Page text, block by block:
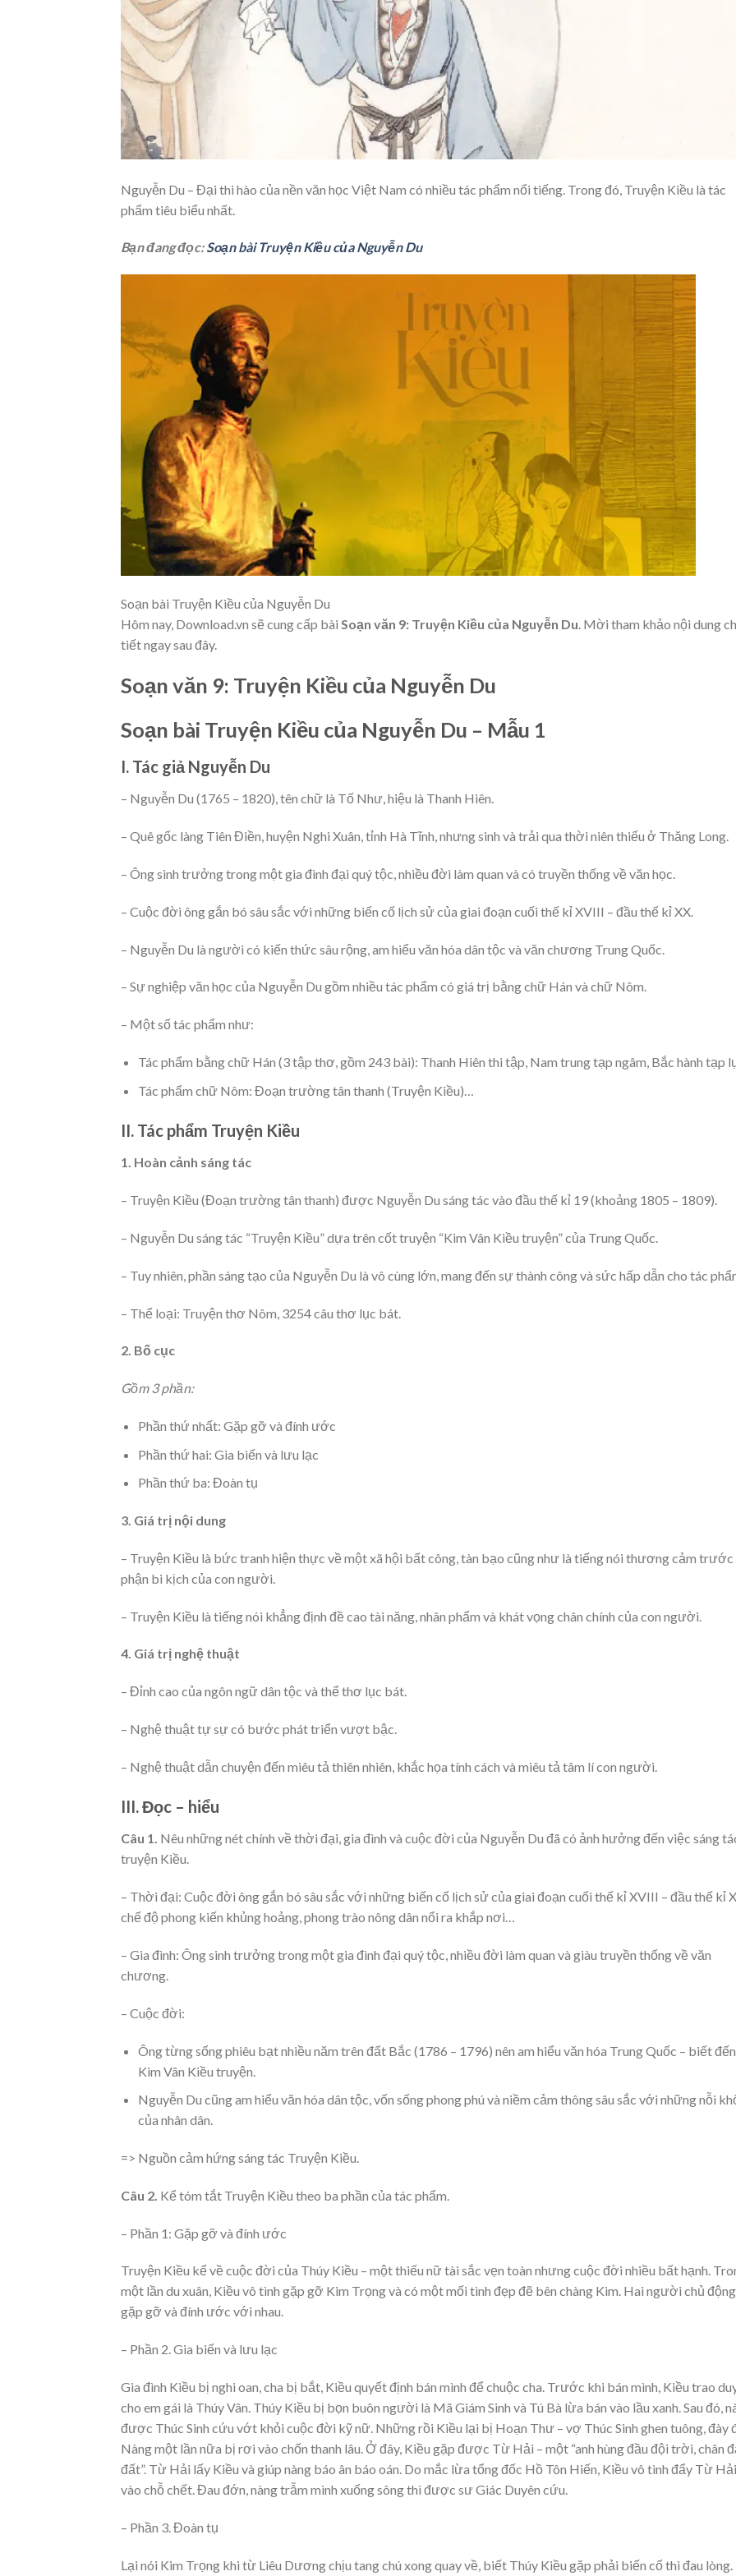
Nguyễn Du – Đại thi hào của nền văn học Việt Nam có nhiều tác phẩm nổi tiếng. Trong đó, Truyện Kiều là tác
phẩm tiêu biểu nhất.
Bạn đang đọc:Soạn bài Truyện Kiều của Nguyễn Du
Soạn bài Truyện Kiều của Nguyễn Du
Hôm nay, Download.vn sẽ cung cấp bài Soạn văn 9: Truyện Kiều của Nguyễn Du. Mời tham khảo nội dung
tiết ngay sau đây.
Soạn văn 9: Truyện Kiều của Nguyễn Du
Soạn bài Truyện Kiều của Nguyễn Du – Mẫu 1
I. Tác giả Nguyễn Du
– Nguyễn Du (1765 – 1820), tên chữ là Tố Như, hiệu là Thanh Hiên.
– Quê gốc làng Tiên Điền, huyện Nghi Xuân, tỉnh Hà Tĩnh, nhưng sinh và trải qua thời niên thiếu ở Thăng Long.
– Ông sinh trưởng trong một gia đình đại quý tộc, nhiều đời làm quan và có truyền thống về văn học.
– Cuộc đời ông gắn bó sâu sắc với những biến cố lịch sử của giai đoạn cuối thế kỉ XVIII – đầu thế kỉ XX.
– Nguyễn Du là người có kiến thức sâu rộng, am hiểu văn hóa dân tộc và văn chương Trung Quốc.
– Sự nghiệp văn học của Nguyễn Du gồm nhiều tác phẩm có giá trị bằng chữ Hán và chữ Nôm.
– Một số tác phẩm như:
Tác phẩm bằng chữ Hán (3 tập thơ, gồm 243 bài): Thanh Hiên thi tập, Nam trung tạp ngâm, Bắc hành tạp
Tác phẩm chữ Nôm: Đoạn trường tân thanh (Truyện Kiều)…
II. Tác phẩm Truyện Kiều
1. Hoàn cảnh sáng tác
– Truyện Kiều (Đoạn trường tân thanh) được Nguyễn Du sáng tác vào đầu thế kỉ 19 (khoảng 1805 – 1809).
– Nguyễn Du sáng tác “Truyện Kiều” dựa trên cốt truyện “Kim Vân Kiều truyện” của Trung Quốc.
– Tuy nhiên, phần sáng tạo của Nguyễn Du là vô cùng lớn, mang đến sự thành công và sức hấp dẫn cho tác
– Thể loại: Truyện thơ Nôm, 3254 câu thơ lục bát.
2. Bố cục
Gồm 3 phần:
Phần thứ nhất: Gặp gỡ và đính ước
Phần thứ hai: Gia biến và lưu lạc
Phần thứ ba: Đoàn tụ
3. Giá trị nội dung
– Truyện Kiều là bức tranh hiện thực về một xã hội bất công, tàn bạo cũng như là tiếng nói thương cảm trước
phận bi kịch của con người.
– Truyện Kiều là tiếng nói khẳng định đề cao tài năng, nhân phẩm và khát vọng chân chính của con người.
4. Giá trị nghệ thuật
– Đỉnh cao của ngôn ngữ dân tộc và thể thơ lục bát.
– Nghệ thuật tự sự có bước phát triển vượt bậc.
– Nghệ thuật dẫn chuyện đến miêu tả thiên nhiên, khắc họa tính cách và miêu tả tâm lí con người.
III. Đọc – hiểu
Câu 1. Nêu những nét chính về thời đại, gia đình và cuộc đời của Nguyễn Du đã có ảnh hưởng đến việc sáng
truyện Kiều.
– Thời đại: Cuộc đời ông gắn bó sâu sắc với những biến cố lịch sử của giai đoạn cuối thế kỉ XVIII – đầu thế kỉ
chế độ phong kiến khủng hoảng, phong trào nông dân nổi ra khắp nơi…
– Gia đình: Ông sinh trưởng trong một gia đình đại quý tộc, nhiều đời làm quan và giàu truyền thống về văn
chương.
– Cuộc đời:
Ông từng sống phiêu bạt nhiều năm trên đất Bắc (1786 – 1796) nên am hiểu văn hóa Trung Quốc – biết đến
Kim Vân Kiều truyện.
Nguyễn Du cũng am hiểu văn hóa dân tộc, vốn sống phong phú và niềm cảm thông sâu sắc với những nỗi
của nhân dân.
=> Nguồn cảm hứng sáng tác Truyện Kiều.
Câu 2. Kể tóm tắt Truyện Kiều theo ba phần của tác phẩm.
– Phần 1: Gặp gỡ và đính ước
Truyện Kiều kể về cuộc đời của Thúy Kiều – một thiếu nữ tài sắc vẹn toàn nhưng cuộc đời nhiều bất hạnh.
một lần du xuân, Kiều vô tình gặp gỡ Kim Trọng và có một mối tình đẹp đẽ bên chàng Kim. Hai người chủ động
gặp gỡ và đính ước với nhau.
– Phần 2. Gia biến và lưu lạc
Gia đình Kiều bị nghi oan, cha bị bắt, Kiều quyết định bán mình để chuộc cha. Trước khi bán mình, Kiều trao
cho em gái là Thúy Vân. Thúy Kiều bị bọn buôn người là Mã Giám Sinh và Tú Bà lừa bán vào lầu xanh. Sau đó,
được Thúc Sinh cứu vớt khỏi cuộc đời kỹ nữ. Những rồi Kiều lại bị Hoạn Thư – vợ Thúc Sinh ghen tuông, đày
Nàng một lần nữa bị rơi vào chốn thanh lâu. Ở đây, Kiều gặp được Từ Hải – một “anh hùng đầu đội trời, chân
đất”. Từ Hải lấy Kiều và giúp nàng báo ân báo oán. Do mắc lừa tổng đốc Hồ Tôn Hiến, Kiều vô tình đẩy Từ Hải
vào chỗ chết. Đau đớn, nàng trẫm mình xuống sông thì được sư Giác Duyên cứu.
– Phần 3. Đoàn tụ
Lại nói Kim Trọng khi từ Liêu Dương chịu tang chú xong quay về, biết Thúy Kiều gặp phải biến cố thì đau lòng.